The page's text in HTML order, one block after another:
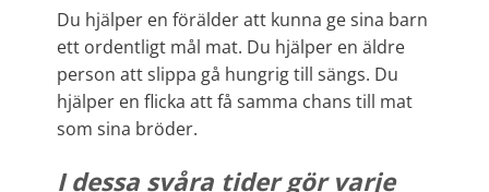
Du hjälper en förälder att kunna ge sina barn
ett ordentligt mål mat. Du hjälper en äldre
person att slippa gå hungrig till sängs. Du
hjälper en flicka att få samma chans till mat
som sina bröder.
I dessa svåra tider gör varje